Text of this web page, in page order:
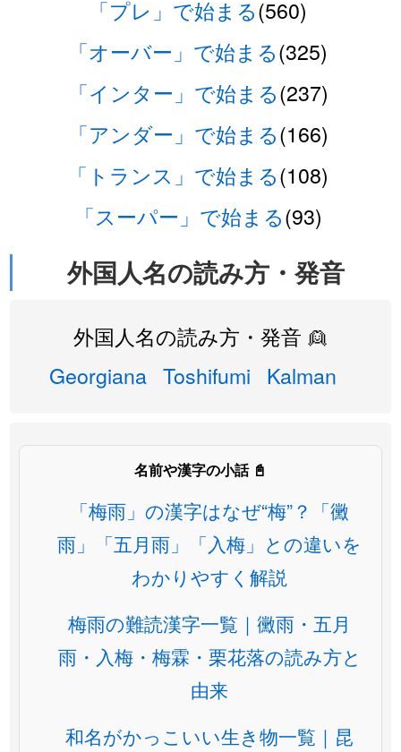
「プレ」で始まる(560)
「オーバー」で始まる(325)
「インター」で始まる(237)
「アンダー」で始まる(166)
「トランス」で始まる(108)
「スーパー」で始まる(93)
外国人名の読み方・発音
外国人名の読み方・発音 👱
Georgiana Toshifumi Kalman
名前や漢字の小話 📓
「梅雨」の漢字はなぜ“梅”？「黴
雨」「五月雨」「入梅」との違いを
わかりやすく解説
梅雨の難読漢字一覧｜黴雨・五月
雨・入梅・梅霖・栗花落の読み方と
由来
和名がかっこいい生き物一覧｜昆